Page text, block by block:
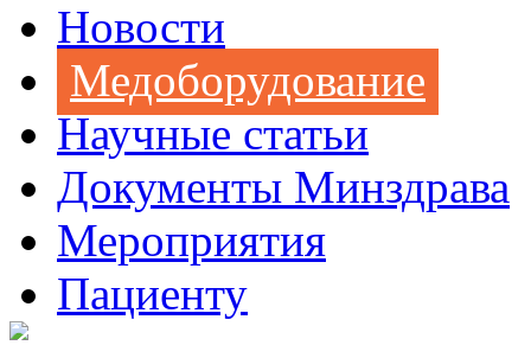
Новости
Медоборудование
Научные статьи
Документы Минздрава
Мероприятия
Пациенту